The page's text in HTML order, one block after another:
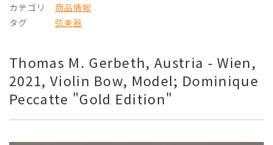
カテゴリ
商品情報
タグ
弦楽器
Thomas M. Gerbeth, Austria - Wien,
2021, Violin Bow, Model; Dominique
Peccatte "Gold Edition"